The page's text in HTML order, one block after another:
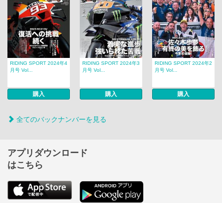
RIDING SPORT 2024年4
月号 Vol...
購入
RIDING SPORT 2024年3
月号 Vol...
購入
RIDING SPORT 2024年2
月号 Vol...
購入
全てのバックナンバーを見る
アプリダウンロード
はこちら